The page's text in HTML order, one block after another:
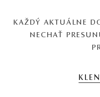
KAŽDÝ AKTUÁLNE
NECHAŤ